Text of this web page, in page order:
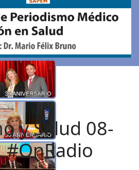
y Salud 08-